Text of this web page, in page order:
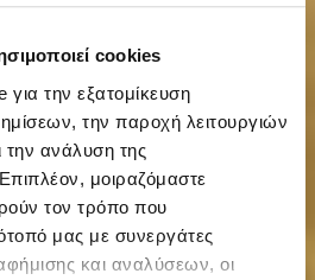
cookies
την εξατομίκευση
την παροχή λειτουργιών
ανάλυση της
μοιραζόμαστε
τον τρόπο που
μας με συνεργάτες
και αναλύσεων, οι